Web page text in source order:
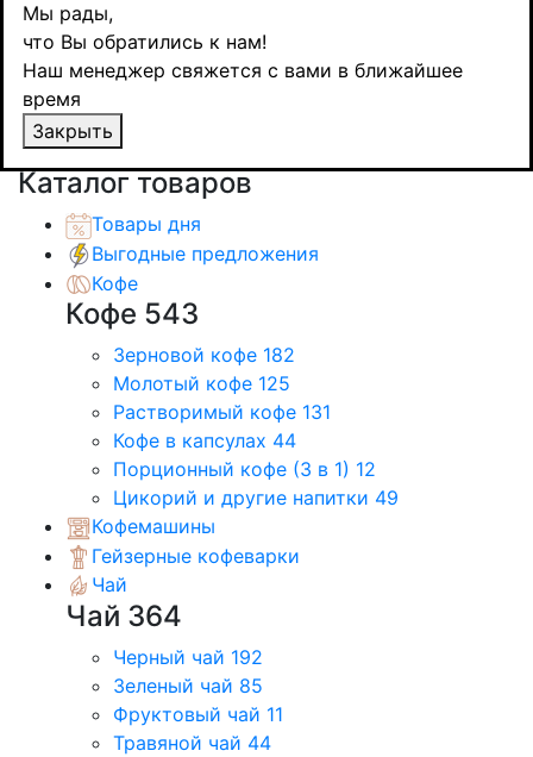
Мы рады,
что Вы обратились к нам!
Наш менеджер свяжется с вами в ближайшее
время
Закрыть
Кондитерские изделия
Печенье / десерты / вафли
Lazzaroni печенье лимонное с фундуком
Limonelli, 100 гр
Назадтоваров
Каталог товаров
Товары дня
Выгодные предложения
Кофе
Кофе 543
Зерновой кофе 182
Молотый кофе 125
Растворимый кофе 131
Кофе в капсулах 44
Порционный кофе (3 в 1) 12
Цикорий и другие напитки 49
Кофемашины
Гейзерные кофеварки
Чай
Чай 364
Черный чай 192
Зеленый чай 85
Фруктовый чай 11
Травяной чай 44